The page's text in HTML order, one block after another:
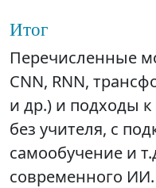
Итог
Перечисленные
CNN, RNN,
и др.) и подходы
без учителя, с
самообучение и
современного